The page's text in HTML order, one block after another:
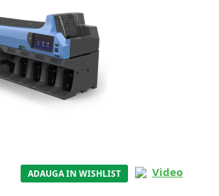
ADAUGA IN WISHLIST Video